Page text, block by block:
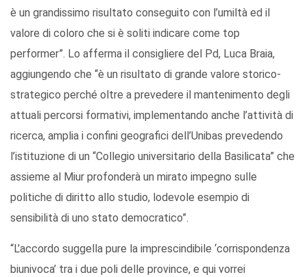
è un grandissimo risultato conseguito con l’umiltà ed il
valore di coloro che si è soliti indicare come top
performer”. Lo afferma il consigliere del Pd, Luca Braia,
aggiungendo che “è un risultato di grande valore storico-
strategico perché oltre a prevedere il mantenimento degli
attuali percorsi formativi, implementando anche l’attività di
ricerca, amplia i confini geografici dell’Unibas prevedendo
l’istituzione di un “Collegio universitario della Basilicata” che
assieme al Miur profonderà un mirato impegno sulle
politiche di diritto allo studio, lodevole esempio di
sensibilità di uno stato democratico”.
“L’accordo suggella pure la imprescindibile ‘corrispondenza
biunivoca’ tra i due poli delle province, e qui vorrei